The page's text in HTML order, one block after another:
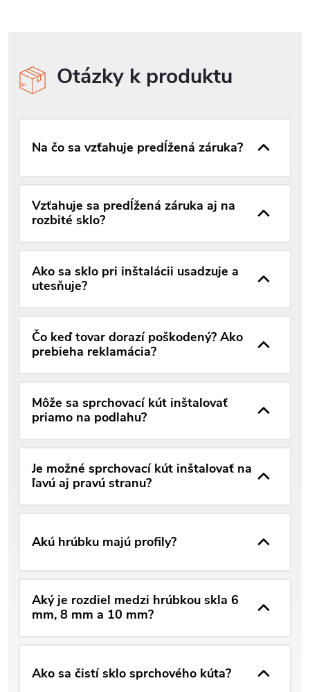
Otázky k produktu
Na čo sa vzťahuje predĺžená záruka?
Vzťahuje sa predĺžená záruka aj na
rozbité sklo?
Ako sa sklo pri inštalácii usadzuje a
utesňuje?
Čo keď tovar dorazí poškodený? Ako
prebieha reklamácia?
Môže sa sprchovací kút inštalovať
priamo na podlahu?
Je možné sprchovací kút inštalovať na
ľavú aj pravú stranu?
Akú hrúbku majú profily?
Aký je rozdiel medzi hrúbkou skla 6
mm, 8 mm a 10 mm?
Ako sa čistí sklo sprchového kúta?